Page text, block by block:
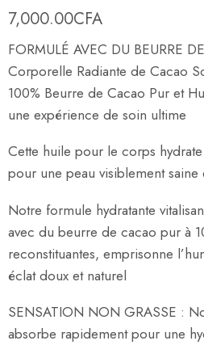
7,000.00CFA
FORMULÉ AVEC DU BEURRE
Corporelle Radiante de Cacao
100% Beurre de Cacao Pur et
une expérience de soin ultime
Cette huile pour le corps
pour une peau visiblement saine
Notre formule hydratante
avec du beurre de cacao pur à
reconstituantes, emprisonne
éclat doux et naturel
SENSATION NON GRASSE :
absorbe rapidement pour une